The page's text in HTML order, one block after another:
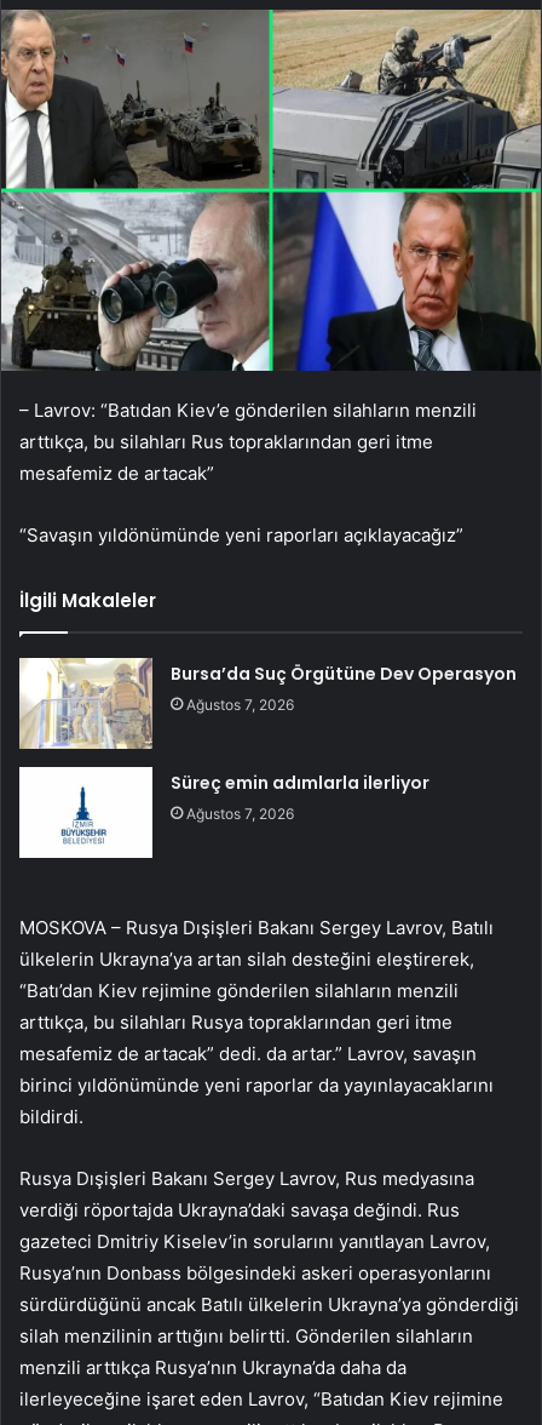
– Lavrov: “Batıdan Kiev’e gönderilen silahların menzili
arttıkça, bu silahları Rus topraklarından geri itme
mesafemiz de artacak”
“Savaşın yıldönümünde yeni raporları açıklayacağız”
İlgili Makaleler
Bursa’da Suç Örgütüne Dev Operasyon
Ağustos 7, 2026
Süreç emin adımlarla ilerliyor
Ağustos 7, 2026
MOSKOVA – Rusya Dışişleri Bakanı Sergey Lavrov, Batılı
ülkelerin Ukrayna’ya artan silah desteğini eleştirerek,
“Batı’dan Kiev rejimine gönderilen silahların menzili
arttıkça, bu silahları Rusya topraklarından geri itme
mesafemiz de artacak” dedi. da artar.” Lavrov, savaşın
birinci yıldönümünde yeni raporlar da yayınlayacaklarını
bildirdi.
Rusya Dışişleri Bakanı Sergey Lavrov, Rus medyasına
verdiği röportajda Ukrayna’daki savaşa değindi. Rus
gazeteci Dmitriy Kiselev’in sorularını yanıtlayan Lavrov,
Rusya’nın Donbass bölgesindeki askeri operasyonlarını
sürdürdüğünü ancak Batılı ülkelerin Ukrayna’ya gönderdiği
silah menzilinin arttığını belirtti. Gönderilen silahların
menzili arttıkça Rusya’nın Ukrayna’da daha da
ilerleyeceğine işaret eden Lavrov, “Batıdan Kiev rejimine